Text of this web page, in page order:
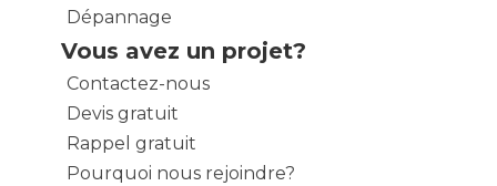
Dépannage
Vous avez un projet?
Contactez-nous
Devis gratuit
Rappel gratuit
Pourquoi nous rejoindre?